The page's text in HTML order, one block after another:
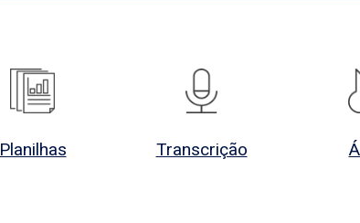
Planilhas Transcrição